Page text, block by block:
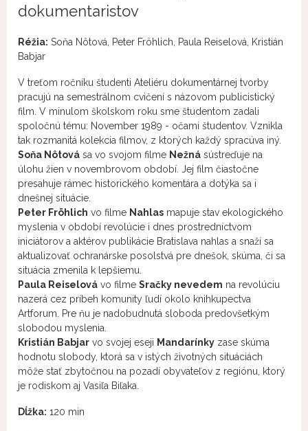
dokumentaristov
Réžia: Soňa Nôtová, Peter Fröhlich, Paula Reiselová, Kristián
Babjar
V treťom ročníku študenti Ateliéru dokumentárnej tvorby
pracujú na semestrálnom cvičení s názovom publicistický
film. V minulom školskom roku sme študentom zadali
spoločnú tému: November 1989 - očami študentov. Vznikla
tak rozmanitá kolekcia filmov, z ktorých každý spracúva iný.
Soňa Nôtová sa vo svojom filme Nežná sústreďuje na
úlohu žien v novembrovom období. Jej film čiastočne
presahuje rámec historického komentára a dotýka sa i
dnešnej situácie.
Peter Fröhlich vo filme Nahlas mapuje stav ekologického
myslenia v období revolúcie i dnes prostredníctvom
iniciátorov a aktérov publikácie Bratislava nahlas a snaží sa
aktualizovať ochranárske posolstvá pre dnešok, skúma, či sa
situácia zmenila k lepšiemu.
Paula Reiselová vo filme Sračky nevedem na revolúciu
nazerá cez príbeh komunity ľudí okolo knihkupectva
Artforum. Pre ňu je nadobudnutá sloboda predovšetkým
slobodou myslenia.
Kristián Babjar vo svojej eseji Mandarínky zase skúma
hodnotu slobody, ktorá sa v istých životných situáciách
môže stať zbytočnou na pozadí obyvateľov z regiónu, ktorý
je rodiskom aj Vasiľa Biľaka.
Dĺžka: 120 min